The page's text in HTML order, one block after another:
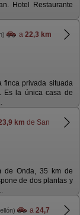
Hotel Restaurante
a 22,3 km
finca privada situada
Es la única casa de
km de San
de Onda, 35 km de
de dos plantas y
a 24,7